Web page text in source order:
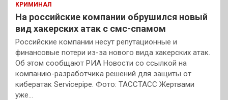
КРИМИНАЛ
На российские компании обрушился новый
вид хакерских атак с смс-спамом
Российские компании несут репутационные и
финансовые потери из-за нового вида хакерских атак.
Об этом сообщают РИА Новости со ссылкой на
компанию-разработчика решений для защиты от
кибератак Servicepipe. Фото: ТАССТАСС Жертвами
уже…